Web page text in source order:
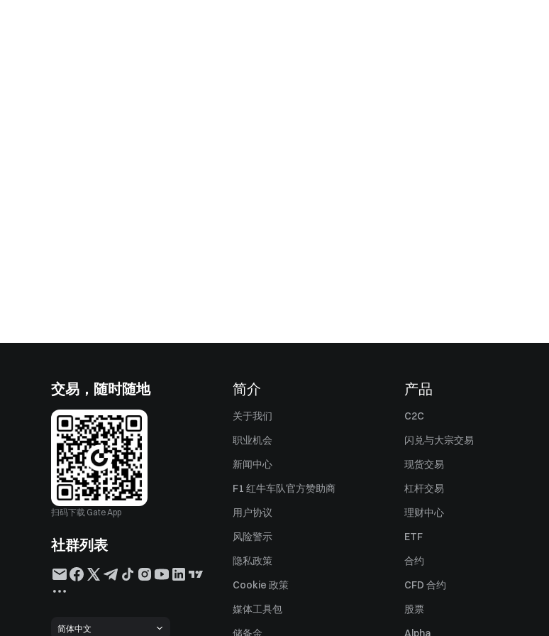
交易，随时随地
扫码下载 Gate App
社群列表
简体中文
简介
关于我们
职业机会
新闻中心
F1 红牛车队官方赞助商
用户协议
风险警示
隐私政策
Cookie 政策
媒体工具包
储备金
产品
C2C
闪兑与大宗交易
现货交易
杠杆交易
理财中心
ETF
合约
CFD 合约
股票
Alpha